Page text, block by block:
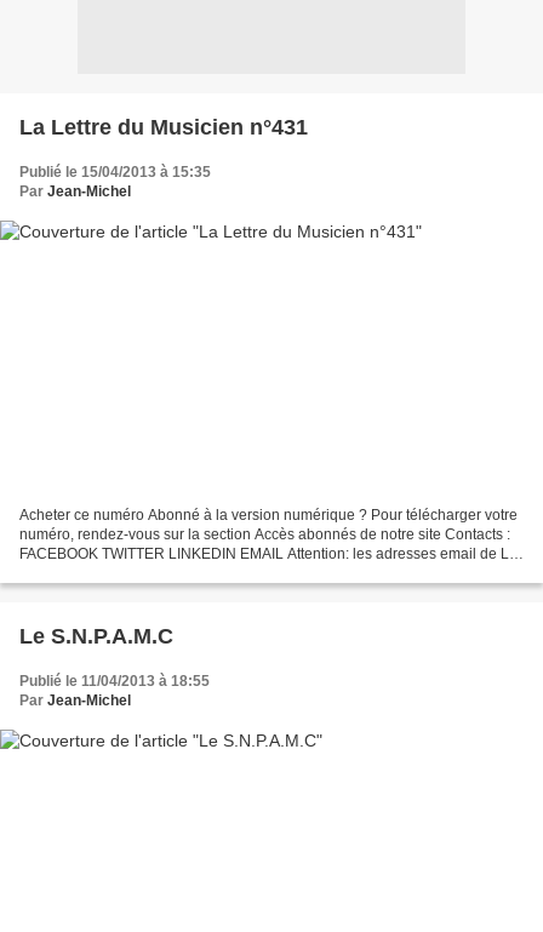
La Lettre du Musicien n°431
Publié le 15/04/2013 à 15:35
Par Jean-Michel
Acheter ce numéro Abonné à la version numérique ? Pour télécharger votre
numéro, rendez-vous sur la section Accès abonnés de notre site Contacts :
FACEBOOK TWITTER LINKEDIN EMAIL Attention: les adresses email de La
Le S.N.P.A.M.C
Publié le 11/04/2013 à 18:55
Par Jean-Michel